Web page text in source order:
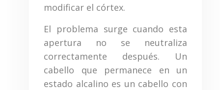
modificar el córtex.
El problema surge cuando esta
apertura no se neutraliza
correctamente después. Un
cabello que permanece en un
estado alcalino es un cabello con